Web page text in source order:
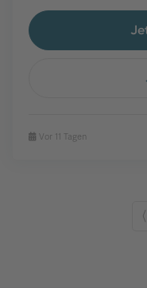
Vor 11 Tagen
⟨